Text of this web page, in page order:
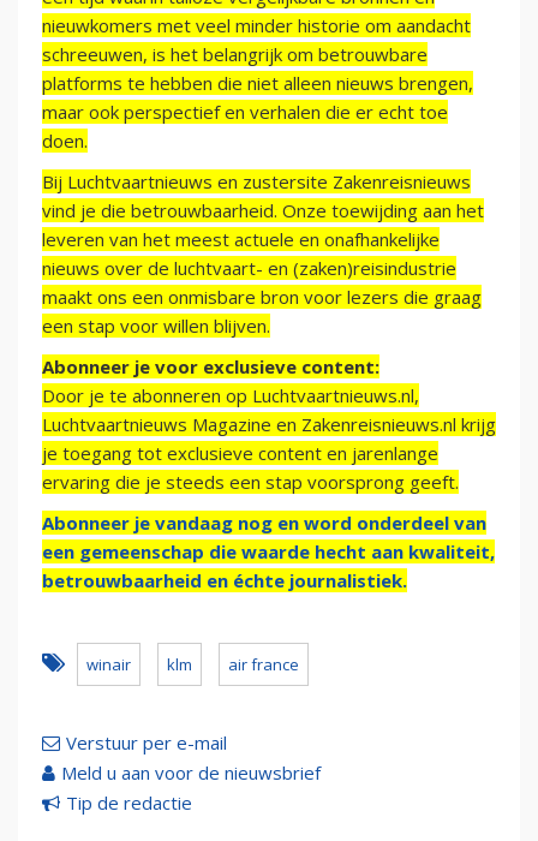
nieuwkomers met veel minder historie om aandacht
schreeuwen, is het belangrijk om betrouwbare
platforms te hebben die niet alleen nieuws brengen,
maar ook perspectief en verhalen die er echt toe
doen.
Bij Luchtvaartnieuws en zustersite Zakenreisnieuws
vind je die betrouwbaarheid. Onze toewijding aan het
leveren van het meest actuele en onafhankelijke
nieuws over de luchtvaart- en (zaken)reisindustrie
maakt ons een onmisbare bron voor lezers die graag
een stap voor willen blijven.
Abonneer je voor exclusieve content:
Door je te abonneren op Luchtvaartnieuws.nl,
Luchtvaartnieuws Magazine en Zakenreisnieuws.nl krijg
je toegang tot exclusieve content en jarenlange
ervaring die je steeds een stap voorsprong geeft.
Abonneer je vandaag nog en word onderdeel van
een gemeenschap die waarde hecht aan kwaliteit,
betrouwbaarheid en échte journalistiek.
winair klm air france
Verstuur per e-mail
Meld u aan voor de nieuwsbrief
Tip de redactie